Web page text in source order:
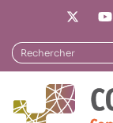
contenu
principal
Rechercher